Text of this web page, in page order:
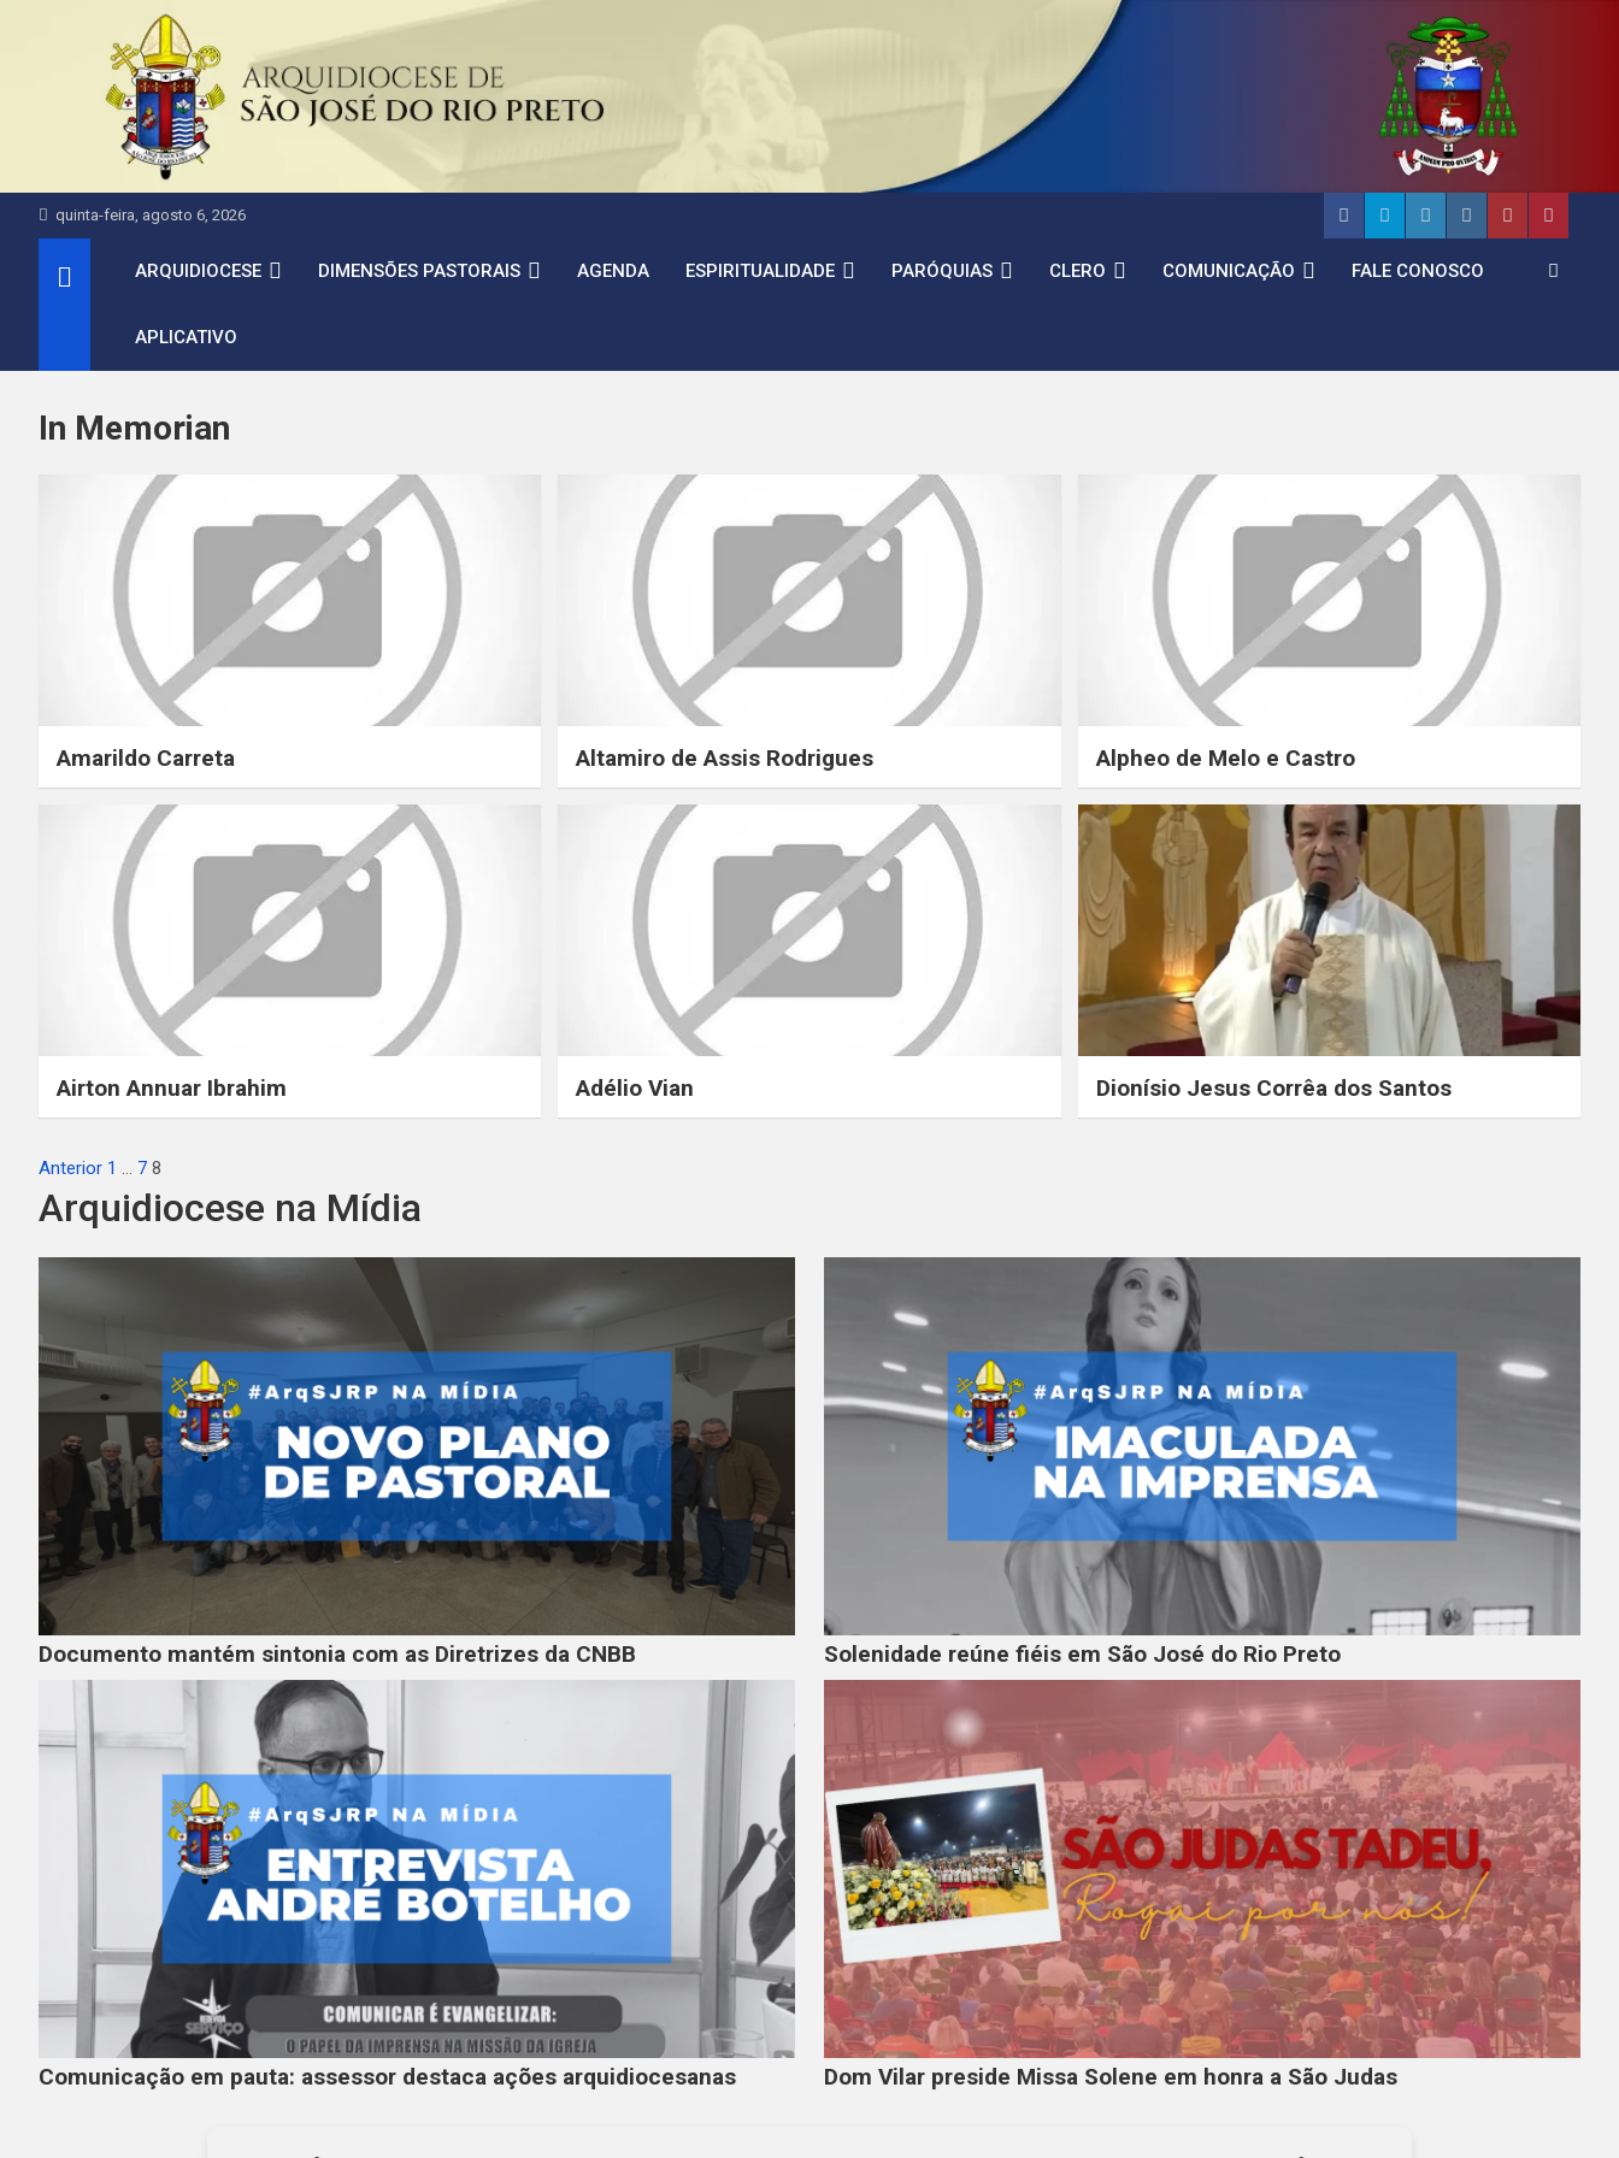
quinta-feira, agosto 6, 2026
ARQUIDIOCESE DIMENSÕES PASTORAIS AGENDA ESPIRITUALIDADE PARÓQUIAS CLERO COMUNICAÇÃO FALE CONOSCO
APLICATIVO
In Memorian
Amarildo Carreta Altamiro de Assis Rodrigues Alpheo de Melo e Castro
Airton Annuar Ibrahim Adélio Vian Dionísio Jesus Corrêa dos Santos
Paginação
de
posts
Anterior 1 … 7 8
Arquidiocese na Mídia
Documento mantém sintonia com as Diretrizes da CNBB Solenidade reúne fiéis em São José do Rio Preto
Comunicação em pauta: assessor destaca ações arquidiocesanas Dom Vilar preside Missa Solene em honra a São Judas